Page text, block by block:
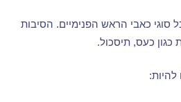
סוגי כאבי הראש הפנימיים. הסיבות
כגון כעס,תיסכול.
להיות: